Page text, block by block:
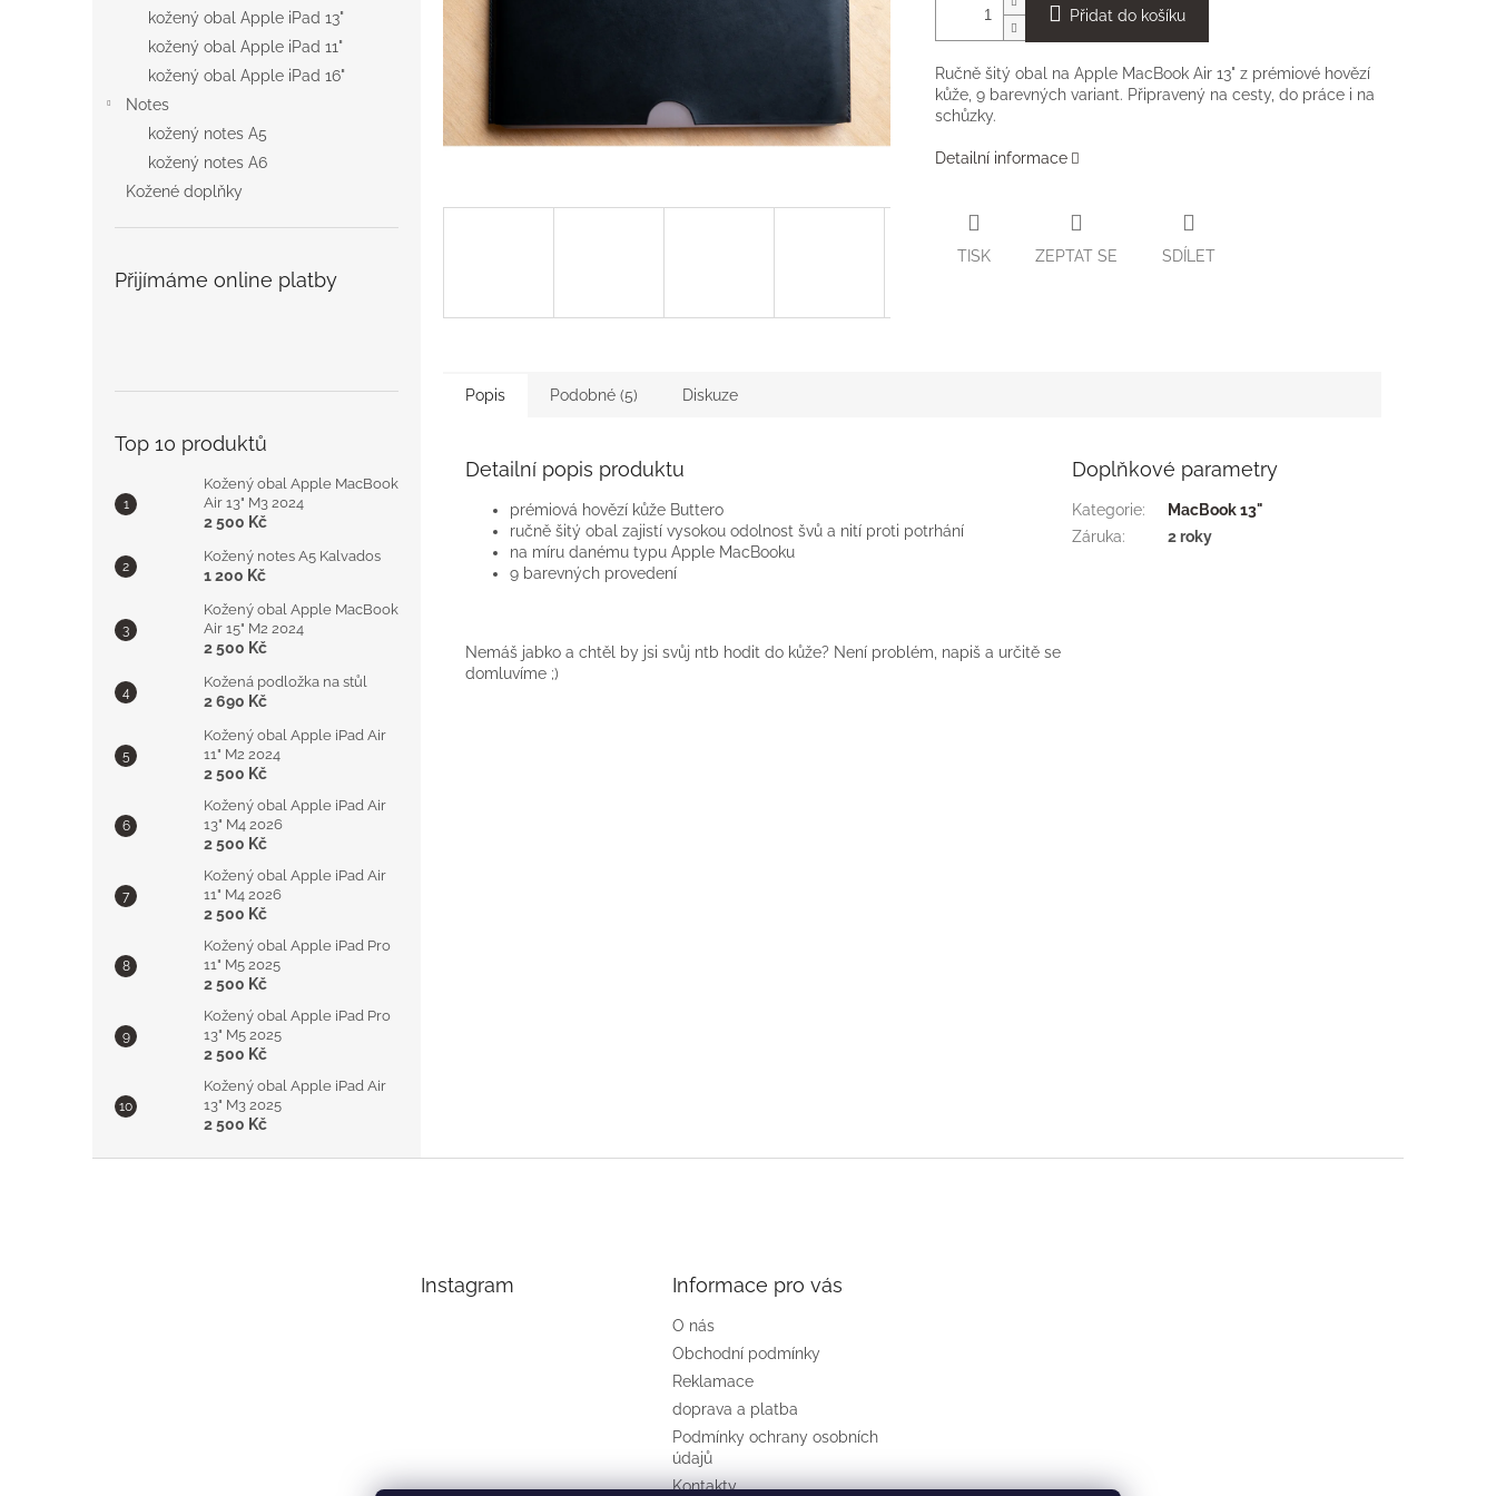
kožený obal Apple iPad 13"
kožený obal Apple iPad 11"
kožený obal Apple iPad 16"
Notes
kožený notes A5
kožený notes A6
Kožené doplňky
Přijímáme online platby
Top 10 produktů
Kožený obal Apple MacBook
Air 13" M3 2024
2 500 Kč
Kožený notes A5 Kalvados
1 200 Kč
Kožený obal Apple MacBook
Air 15" M2 2024
2 500 Kč
Kožená podložka na stůl
2 690 Kč
Kožený obal Apple iPad Air
11" M2 2024
2 500 Kč
Kožený obal Apple iPad Air
13" M4 2026
2 500 Kč
Kožený obal Apple iPad Air
11" M4 2026
2 500 Kč
Kožený obal Apple iPad Pro
11" M5 2025
2 500 Kč
Kožený obal Apple iPad Pro
13" M5 2025
2 500 Kč
Kožený obal Apple iPad Air
13" M3 2025
2 500 Kč
Přidat do košíku
Ručně šitý obal na Apple MacBook Air 13" z prémiové hovězí
kůže, 9 barevných variant. Připravený na cesty, do práce i na
schůzky.
Detailní informace
TISK ZEPTAT SE SDÍLET
Popis Podobné (5) Diskuze
Detailní popis produktu
prémiová hovězí kůže Buttero
ručně šitý obal zajistí vysokou odolnost švů a nití proti potrhání
na míru danému typu Apple MacBooku
9 barevných provedení
Nemáš jabko a chtěl by jsi svůj ntb hodit do kůže? Není problém, napiš a určitě se
domluvíme ;)
Doplňkové parametry
Kategorie:
MacBook 13"
Záruka: 2 roky
Instagram Informace pro vás
O nás
Obchodní podmínky
Reklamace
doprava a platba
Podmínky ochrany osobních
údajů
Kontakty